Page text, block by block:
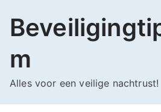
naar
inhoud
m
Alles voor een veilige nachtrust!